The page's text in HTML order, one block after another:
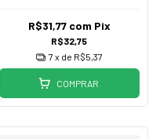
R$32,75
R$31,77 com Pix
7 x de R$5,37
COMPRAR